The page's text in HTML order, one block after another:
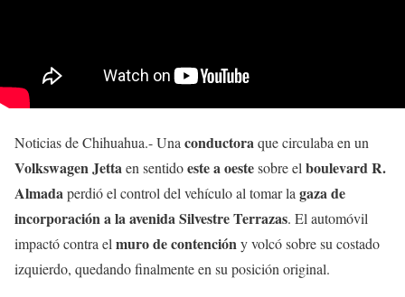
Noticias de Chihuahua.- Una conductoraque circulaba en un
Volkswagen Jettaen sentidoeste a oestesobre el boulevard R.
Almadaperdió el control del vehículo al tomar la gaza de
incorporación a la avenida Silvestre Terrazas. El automóvil
impactó contra el muro de contencióny volcó sobre su costado
izquierdo, quedando finalmente en su posición original.